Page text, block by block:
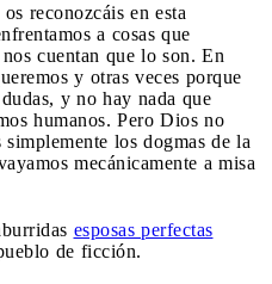
reconozcáis en esta
a cosas que
cuentan que lo son. En
y otras veces porque
y no hay nada que
humanos. Pero Dios no
los dogmas de la
mecánicamente a misa
esposas perfectas
de ficción.